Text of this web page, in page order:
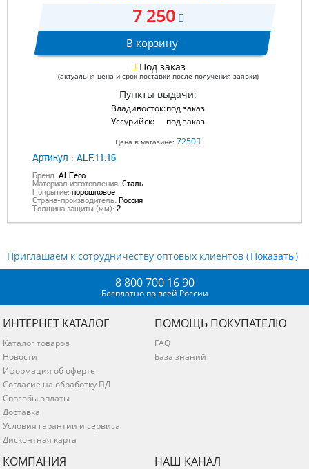
7 250
В корзину
Под заказ
(актуальня цена и срок поставки после получения заявки)
Пункты выдачи:
Владивосток:под заказ
Уссурийск:
под заказ
Цена в магазине: 7250
Артикул : ALF.11.16
Бренд: ALFeco
Материал изготовления: Сталь
Покрытие: порошковое
Страна-производитель: Россия
Толщина защиты (мм): 2
Приглашаем к сотрудничеству оптовых клиентов ( )
8 800 700 16 90
Бесплатно по всей России
ИНТЕРНЕТ КАТАЛОГ
Каталог товаров
Новости
Иформация об оферте
Согласие на обработку ПД
Способы оплаты
Доставка
Условия гарантии и сервиса
Дисконтная карта
ПОМОЩЬ ПОКУПАТЕЛЮ
FAQ
База знаний
КОМПАНИЯ НАШ КАНАЛ